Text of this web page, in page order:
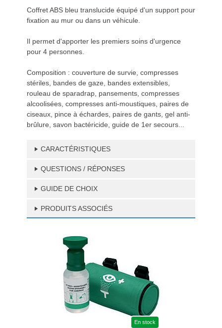
Coffret ABS bleu translucide équipé d'un support pour
fixation au mur ou dans un véhicule.
Il permet d'apporter les premiers soins d'urgence
pour 4 personnes.
Composition : couverture de survie, compresses
stériles, bandes de gaze, bandes extensibles,
rouleau de sparadrap, pansements, compresses
alcoolisées, compresses anti-moustiques, paires de
ciseaux, pince à échardes, paires de gants, gel anti-
brûlure, savon bactéricide, guide de 1er secours...
CARACTÉRISTIQUES
QUESTIONS / RÉPONSES
GUIDE DE CHOIX
PRODUITS ASSOCIÉS
En stock